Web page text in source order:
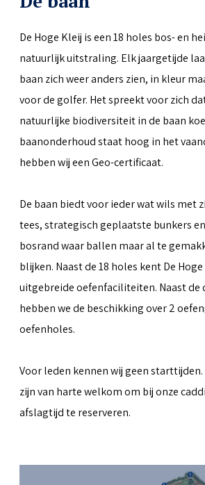
De Hoge Kleij is een 18 holes bos- en
natuurlijk uitstraling. Elk jaargetijde
baan zich weer anders zien, in kleur
voor de golfer. Het spreekt voor zich
natuurlijke biodiversiteit in de baan
baanonderhoud staat hoog in het
hebben wij een Geo-certificaat.
De baan biedt voor ieder wat wils met
tees, strategisch geplaatste bunkers
bosrand waar ballen maar al te
blijken. Naast de 18 holes kent De
uitgebreide oefenfaciliteiten. Naast de
hebben we de beschikking over 2
oefenholes.
Voor leden kennen wij geen
zijn van harte welkom om bij onze
afslagtijd te reserveren.